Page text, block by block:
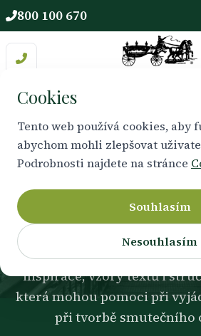
800 100 670
VYJÁDŘENÍ
Kondolence a
Najít správná slova v
snadné. Připravili jsme
inspirace, vzory textů i
která mohou pomoci při
při tvorbě smutečního
Cookies
Tento web používá cookies, aby
abychom mohli zlepšovat
Podrobnosti najdete na stránce
Souhlasím
Nesouhlasím